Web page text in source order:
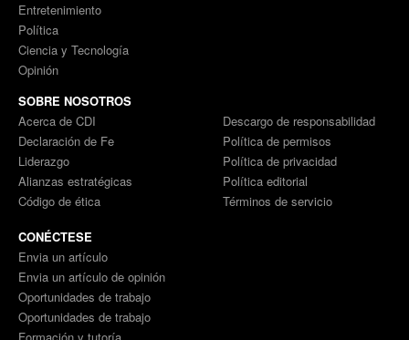
Entretenimiento
Política
Ciencia y Tecnología
Opinión
SOBRE NOSOTROS
Acerca de CDI
Declaración de Fe
Liderazgo
Alianzas estratégicas
Código de ética
Descargo de responsabilidad
Política de permisos
Política de privacidad
Política editorial
Términos de servicio
CONÉCTESE
Envia un artículo
Envia un artículo de opinión
Oportunidades de trabajo
Oportunidades de trabajo